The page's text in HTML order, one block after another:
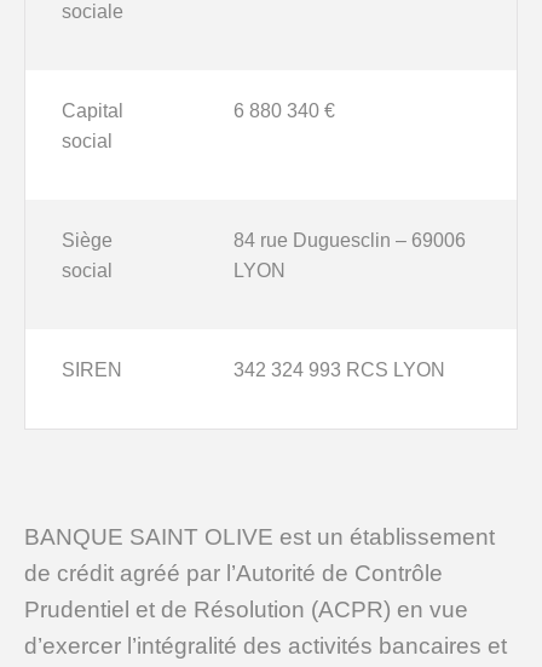
sociale
Capital
social
6 880 340 €
Siège
social
84 rue Duguesclin – 69006
LYON
SIREN 342 324 993 RCS LYON
BANQUE SAINT OLIVE est un établissement
de crédit agréé par l’Autorité de Contrôle
Prudentiel et de Résolution (ACPR) en vue
d’exercer l’intégralité des activités bancaires et